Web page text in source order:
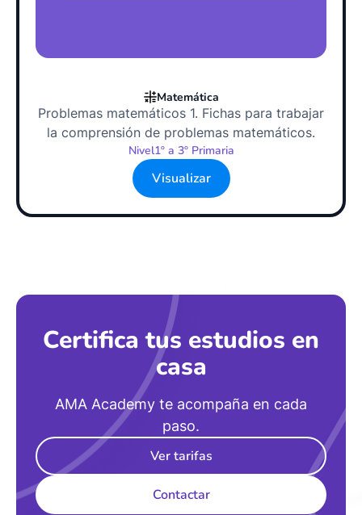
Matemática
Problemas matemáticos 1. Fichas para trabajar
la comprensión de problemas matemáticos.
Nivel1º a 3º Primaria
Visualizar
Certifica tus estudios en
casa
AMA Academy te acompaña en cada
paso.
Ver tarifas
Contactar